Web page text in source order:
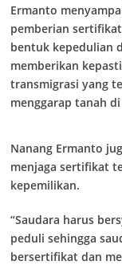
Ermanto
pemberian
bentuk kepedulian
memberikan
transmigrasi yang
menggarap tanah
Nanang Ermanto
menjaga sertifikat
kepemilikan.
“Saudara harus
peduli sehingga
bersertifikat dan